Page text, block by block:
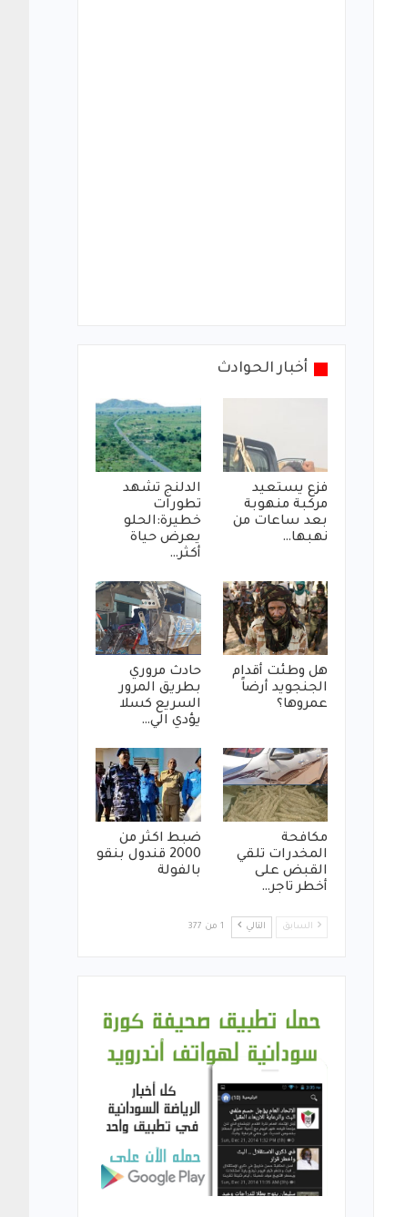
أخبار الحوادث
فزع يستعيد
مركبة منهوبة
بعد ساعات من
نهبها…
الدلنج تشهد
تطورات
خطيرة:الحلو
يعرض حياة
أكثر…
هل وطئت أقدام
الجنجويد أرضاً
عمروها؟
حادث مروري
بطريق المرور
السريع كسلا
يؤدي الي…
مكافحة
المخدرات تلقي
القبض على
أخطر تاجر…
ضبط اكثر من
2000 قندول بنقو
بالفولة
السابق التالي 1 من 377